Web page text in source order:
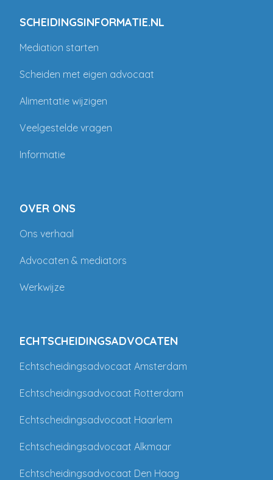
SCHEIDINGSINFORMATIE.NL
Mediation starten
Scheiden met eigen advocaat
Alimentatie wijzigen
Veelgestelde vragen
Informatie
OVER ONS
Ons verhaal
Advocaten & mediators
Werkwijze
ECHTSCHEIDINGSADVOCATEN
Echtscheidingsadvocaat Amsterdam
Echtscheidingsadvocaat Rotterdam
Echtscheidingsadvocaat Haarlem
Echtscheidingsadvocaat Alkmaar
Echtscheidingsadvocaat Den Haag